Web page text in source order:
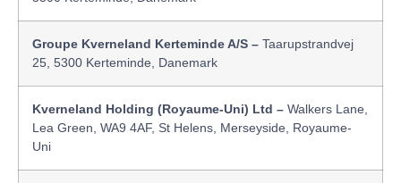
Groupe Kverneland Kerteminde A/S – Taarupstrandvej
25, 5300 Kerteminde, Danemark
Kverneland Holding (Royaume-Uni) Ltd – Walkers Lane,
Lea Green, WA9 4AF, St Helens, Merseyside, Royaume-
Uni